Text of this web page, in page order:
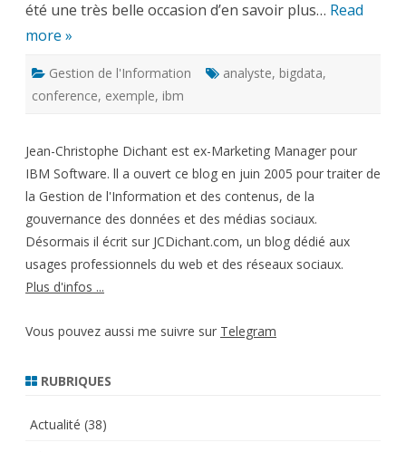
été une très belle occasion d’en savoir plus… Read
more »
Gestion de l'Information analyste, bigdata,
conference, exemple, ibm
Jean-Christophe Dichant est ex-Marketing Manager pour
IBM Software. ll a ouvert ce blog en juin 2005 pour traiter de
la Gestion de l'Information et des contenus, de la
gouvernance des données et des médias sociaux.
Désormais il écrit sur JCDichant.com, un blog dédié aux
usages professionnels du web et des réseaux sociaux.
Plus d'infos ...
Vous pouvez aussi me suivre sur Telegram
RUBRIQUES
Actualité (38)